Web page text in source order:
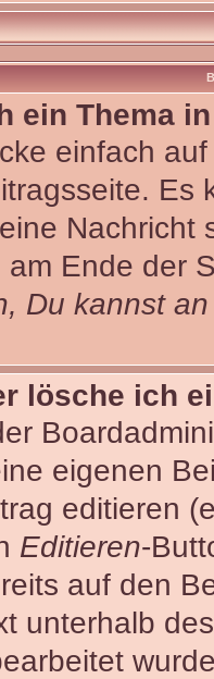
ein Thema
einfach
Es
am Ende der
Du kannst
lösche ich
eigenen
editieren
Editieren-
auf den
unterhalb